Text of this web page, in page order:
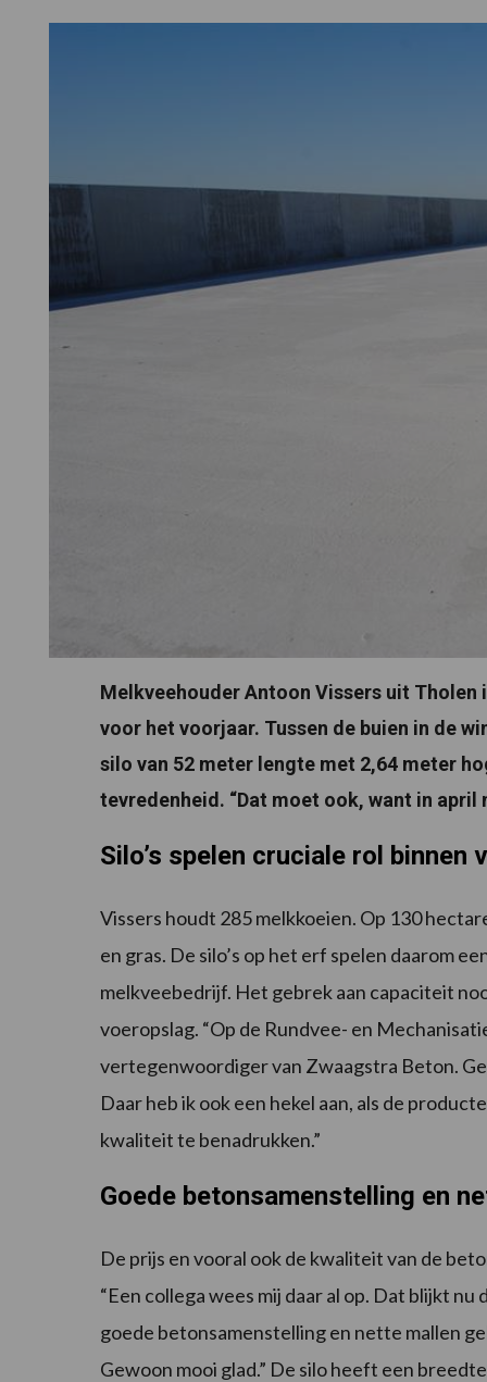
Melkveehouder Antoon Vissers uit
voor het voorjaar. Tussen de buien in de
silo van 52 meter lengte met 2,64 meter
tevredenheid. “Dat moet ook, want in april
Silo’s spelen cruciale rol
Vissers houdt 285 melkkoeien. Op 130
en gras. De silo’s op het erf spelen daarom
melkveebedrijf. Het gebrek aan capaciteit
voeropslag. “Op de Rundvee- en
vertegenwoordiger van Zwaagstra Beton.
Daar heb ik ook een hekel aan, als de
kwaliteit te benadrukken.”
Goede betonsamenstelling en
De prijs en vooral ook de kwaliteit van de
“Een collega wees mij daar al op. Dat blijkt
goede betonsamenstelling en nette mallen
Gewoon mooi glad.” De silo heeft een